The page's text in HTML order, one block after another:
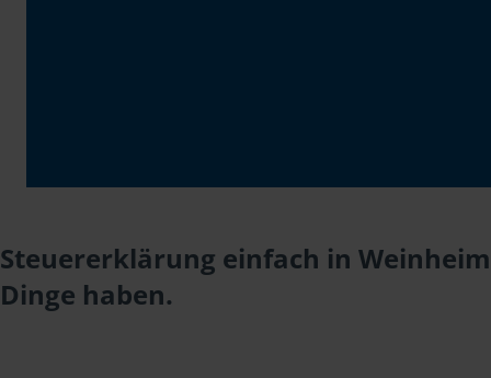
Steuererklärung einfach in
Dinge haben.